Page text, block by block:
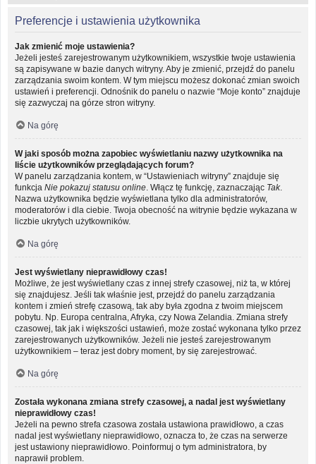
Preferencje i ustawienia użytkownika
Jak zmienić moje ustawienia?
Jeżeli jesteś zarejestrowanym użytkownikiem, wszystkie twoje ustawienia
są zapisywane w bazie danych witryny. Aby je zmienić, przejdź do panelu
zarządzania swoim kontem. W tym miejscu możesz dokonać zmian swoich
ustawień i preferencji. Odnośnik do panelu o nazwie “Moje konto” znajduje
się zazwyczaj na górze stron witryny.
Na górę
W jaki sposób można zapobiec wyświetlaniu nazwy użytkownika na
liście użytkowników przeglądających forum?
W panelu zarządzania kontem, w “Ustawieniach witryny” znajduje się
funkcja Nie pokazuj statusu online . Włącz tę funkcję, zaznaczając Tak.
Nazwa użytkownika będzie wyświetlana tylko dla administratorów,
moderatorów i dla ciebie. Twoja obecność na witrynie będzie wykazana w
liczbie ukrytych użytkowników.
Na górę
Jest wyświetlany nieprawidłowy czas!
Możliwe, że jest wyświetlany czas z innej strefy czasowej, niż ta, w której
się znajdujesz. Jeśli tak właśnie jest, przejdź do panelu zarządzania
kontem i zmień strefę czasową, tak aby była zgodna z twoim miejscem
pobytu. Np. Europa centralna, Afryka, czy Nowa Zelandia. Zmiana strefy
czasowej, tak jak i większości ustawień, może zostać wykonana tylko przez
zarejestrowanych użytkowników. Jeżeli nie jesteś zarejestrowanym
użytkownikiem – teraz jest dobry moment, by się zarejestrować.
Na górę
Została wykonana zmiana strefy czasowej, a nadal jest wyświetlany
nieprawidłowy czas!
Jeżeli na pewno strefa czasowa została ustawiona prawidłowo, a czas
nadal jest wyświetlany nieprawidłowo, oznacza to, że czas na serwerze
jest ustawiony nieprawidłowo. Poinformuj o tym administratora, by
naprawił problem.